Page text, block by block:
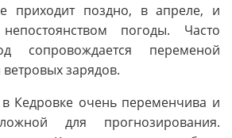
приходит поздно, в апреле, и
непостоянством погоды. Часто
сопровождается переменой
зарядов.
Кедровке очень переменчива и
для прогнозирования.